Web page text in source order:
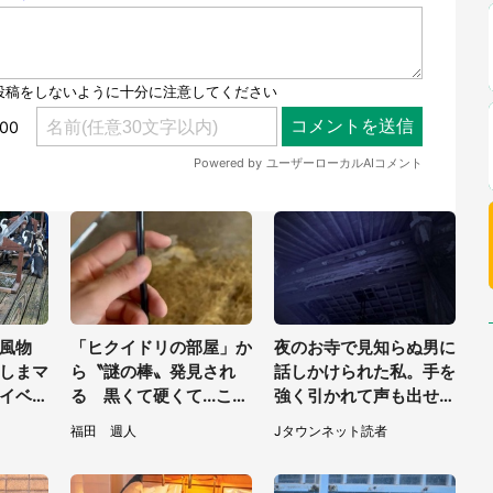
物
まマ
ベン
「ヒクイドリの部屋」か
ら〝謎の棒〟発見され
る 黒くて硬くて...これ
は何？動物園に聞く
福田 週人
夜のお寺で見知らぬ男に
話しかけられた私。手を
強く引かれて声も出せ
ず...（東京都・40代女
性）
Jタウンネット読者